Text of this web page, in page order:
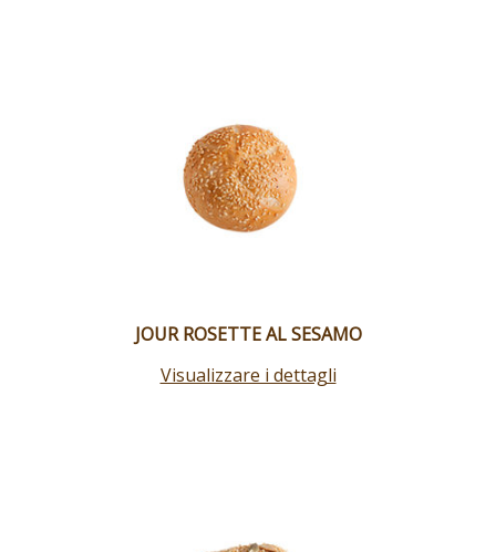
JOUR ROSETTE AL SESAMO
Visualizzare i dettagli